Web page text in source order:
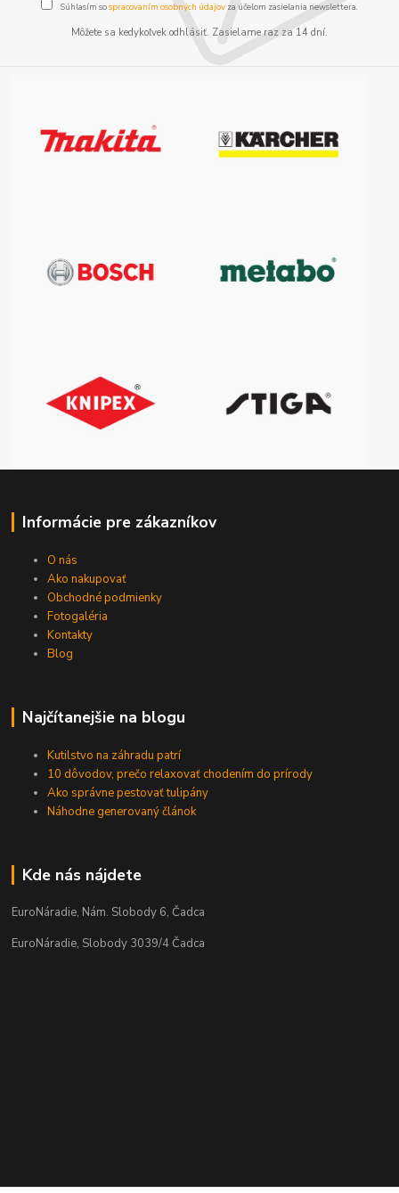
Súhlasím sospracovaním osobných údajov za účelom zasielania newslettera.
Môžete sa kedykoľvek odhlásiť. Zasielame raz za 14 dní.
Informácie pre zákazníkov
O nás
Ako nakupovať
Obchodné podmienky
Fotogaléria
Kontakty
Blog
Najčítanejšie na blogu
Kutilstvo na záhradu patrí
10 dôvodov, prečo relaxovať chodením do prírody
Ako správne pestovať tulipány
Náhodne generovaný článok
Kde nás nájdete
EuroNáradie, Nám. Slobody 6, Čadca
EuroNáradie, Slobody 3039/4 Čadca